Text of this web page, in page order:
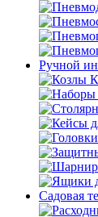
Ручной
Садовая